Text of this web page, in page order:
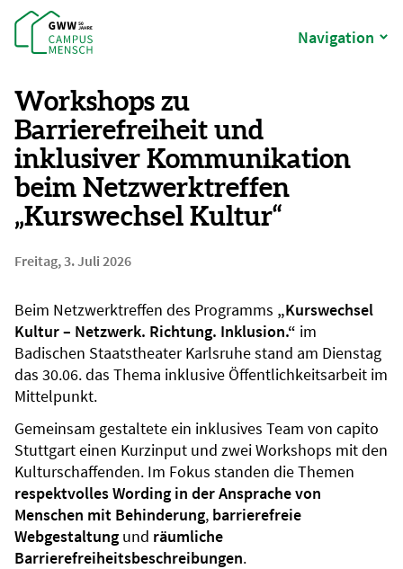
Navigation
Workshops zu
Barrierefreiheit und
inklusiver Kommunikation
beim Netzwerktreffen
„Kurswechsel Kultur“
Freitag, 3. Juli 2026
Beim Netzwerktreffen des Programms „Kurswechsel
Kultur – Netzwerk. Richtung. Inklusion.“ im
Badischen Staatstheater Karlsruhe stand am Dienstag
das 30.06. das Thema inklusive Öffentlichkeitsarbeit im
Mittelpunkt.
Gemeinsam gestaltete ein inklusives Team von capito
Stuttgart einen Kurzinput und zwei Workshops mit den
Kulturschaffenden. Im Fokus standen die Themen
respektvolles Wording in der Ansprache von
Menschen mit Behinderung, barrierefreie
Webgestaltung und räumliche
Barrierefreiheitsbeschreibungen.